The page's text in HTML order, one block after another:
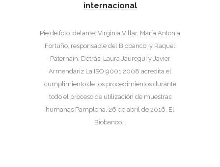
internacional
Pie de foto: delante: Virginia Villar, María Antonia
Fortuño, responsable del Biobanco, y Raquel
Paternáin. Detrás: Laura Jáuregui y Javier
Armendáriz La ISO 9001:2008 acredita el
cumplimiento de los procedimientos durante
todo el proceso de utilización de muestras
humanas Pamplona, 26 de abril de 2016. El
Biobanco...